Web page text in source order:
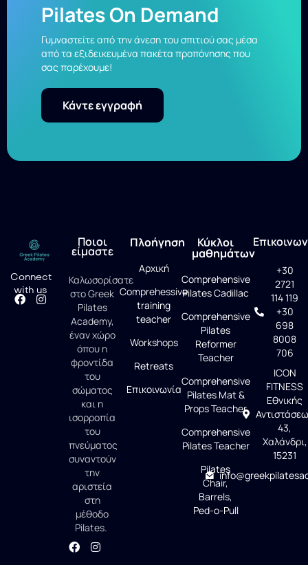
Pilates On Demand
Γυμναστείτε από την άνεση του σπιτιού σας μέσα
από τα εξιδεικευμένα πακέτα προπόνησης που
σας παρέχουμε!
Κάντε εγγραφή
Connect
with us
Ποιοι
είμαστε
Καλωσορίσατε
στο Greek
Pilates
Academy,
έναν χώρο
όπου η
φροντίδα
του
σώματος
και η
ισορροπία
του
πνεύματος
συναντούν
την
αριστεία
στη
μέθοδο
Pilates.
Πλοήγηση
Αρχική
Comprehessive
training
teacher
Workshops
Retreats
Επικοινωνία
Κύκλοι
μαθημάτων
Comprehensive
Pilates Cadillac
Comprehensive
Pilates
Reformer
Teacher
Comprehensive
Pilates Mat &
Props Teacher
Comprehensive
Pilates Teacher
Pilates
Chair,
Barrels,
Ped-o-Pull
+30
2721
114 119
+30
698
8008
706
ICON
FITNESS
Εθνικής
43,
Χαλάνδρι,
15231